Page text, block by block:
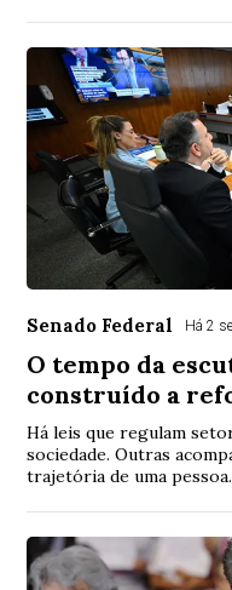
Senado Federal Há 2
O tempo da
construído a
Há leis que regulam
sociedade. Outras
trajetória de uma